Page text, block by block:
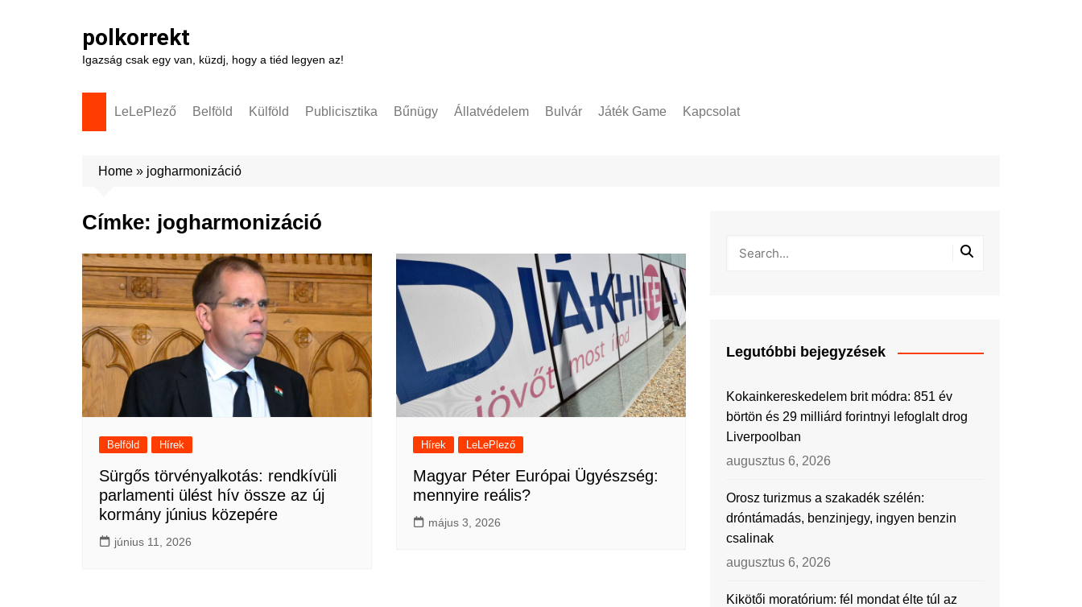
polkorrekt
Igazság csak egy van, küzdj, hogy a tiéd legyen az!
LeLePlező Belföld Külföld Publicisztika Bűnügy Állatvédelem Bulvár Játék Game Kapcsolat
Home » jogharmonizáció
Címke: jogharmonizáció
Belföld Hírek
Sürgős törvényalkotás: rendkívüli
parlamenti ülést hív össze az új
kormány június közepére
június 11, 2026
Hírek LeLePlező
Magyar Péter Európai Ügyészség:
mennyire reális?
május 3, 2026
Legutóbbi bejegyzések
Kokainkereskedelem brit módra: 851 év
börtön és 29 milliárd forintnyi lefoglalt drog
Liverpoolban
augusztus 6, 2026
Orosz turizmus a szakadék szélén:
dróntámadás, benzinjegy, ingyen benzin
csalinak
augusztus 6, 2026
Kikötői moratórium: fél mondat élte túl az